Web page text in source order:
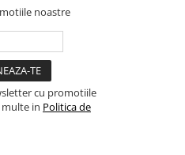
noastre
cu promotiile
in Politica de